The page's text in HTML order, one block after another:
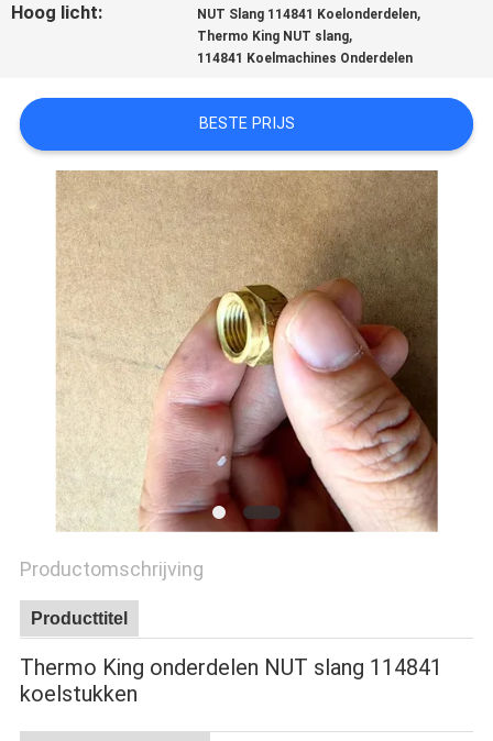
NIEUWS
GEVALLEN
SITEMAP
PRIVACYBELEID
Hoog licht: NUT Slang 114841 Koelonderdelen,
Thermo King NUT slang,
114841 Koelmachines Onderdelen
BESTE PRIJS
Productomschrijving
Producttitel
Thermo King onderdelen NUT slang 114841
koelstukken